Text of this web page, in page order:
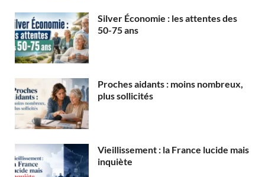
Silver Économie : les attentes des
50-75 ans
Proches aidants : moins nombreux,
plus sollicités
Vieillissement : la France lucide mais
inquiète